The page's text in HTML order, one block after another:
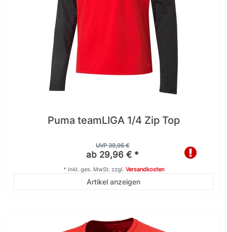
Puma teamLIGA 1/4 Zip Top
UVP 39,95 €
ab 29,96 € *
Artikel anzeigen
* inkl. ges. MwSt.zzgl. Versandkosten